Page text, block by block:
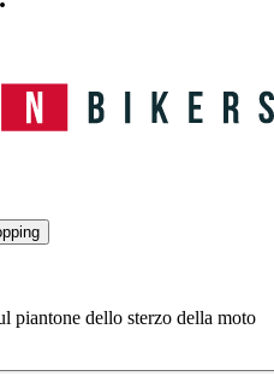
piantone dello sterzo della moto